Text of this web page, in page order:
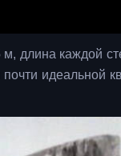
длина каждой
идеальной